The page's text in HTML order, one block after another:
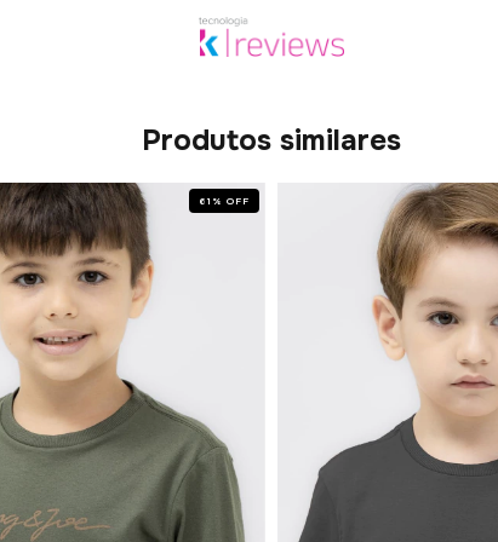
Produtos similares
61 % OFF